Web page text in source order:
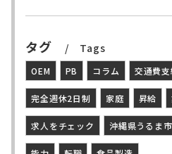
タグ Tags
OEM PB コラム 交通費
完全週休2日制 家庭 昇給
求人をチェック 沖縄県うるま市